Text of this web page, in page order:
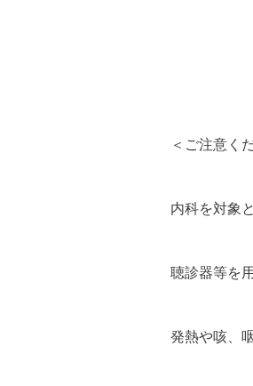
＜ご注意く
内科を対象
聴診器等を
発熱や咳、